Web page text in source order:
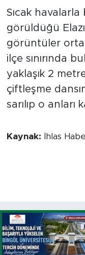
Sıcak havalarla
görüldüğü
görüntüler
ilçe sınırında
yaklaşık 2
çiftleşme
sarılıp o anları
Kaynak: İhlas